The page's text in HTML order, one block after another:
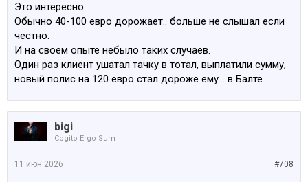
Это интересно.
Обычно 40-100 евро дорожает.. больше не слышал если
честно.
И на своем опыте небыло таких случаев.
Один раз клиент ушатал тачку в тотал, выплатили сумму,
новый полис на 120 евро стал дороже ему… в Балте
bigi
Cogito Ergo Sum
#708
11 июн 2026